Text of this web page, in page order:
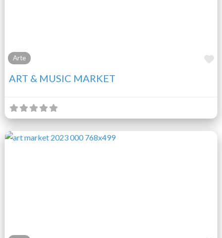
Arte
ART & MUSIC MARKET